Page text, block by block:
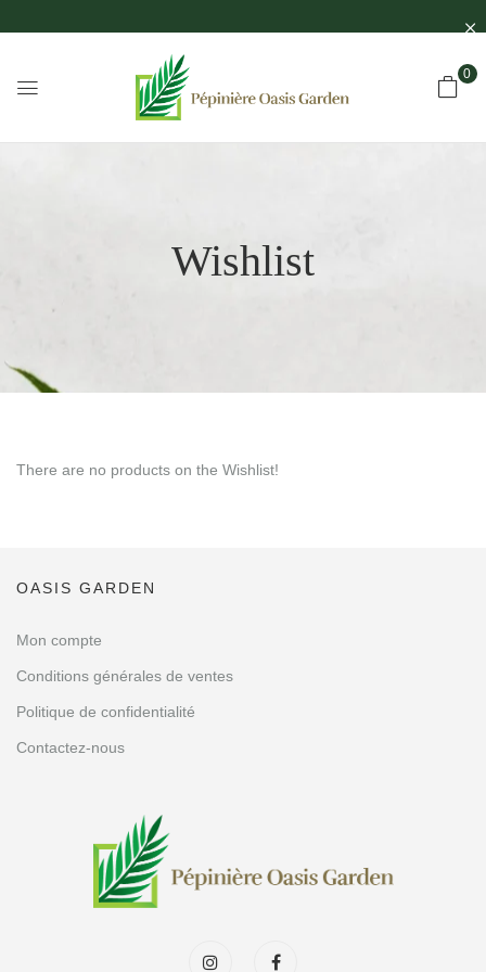
0
Wishlist
There are no products on the Wishlist!
OASIS GARDEN
Mon compte
Conditions générales de ventes
Politique de confidentialité
Contactez-nous